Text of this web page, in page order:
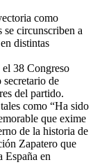
como
se circunscriben a
distintas
38 Congreso
de
del partido.
como “Ha sido
que exime
de la historia de
Zapatero que
España en